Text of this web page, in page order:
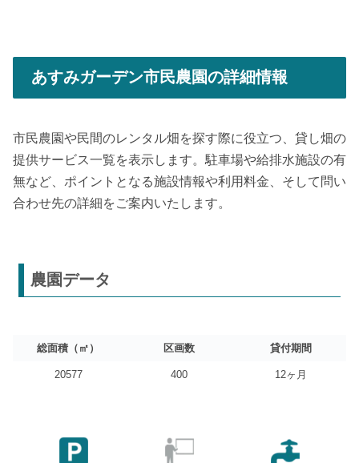
あすみガーデン市民農園の詳細情報
市民農園や民間のレンタル畑を探す際に役立つ、貸し畑の
提供サービス一覧を表示します。駐車場や給排水施設の有
無など、ポイントとなる施設情報や利用料金、そして問い
合わせ先の詳細をご案内いたします。
農園データ
総面積（㎡） 区画数 貸付期間
20577 400 12ヶ月